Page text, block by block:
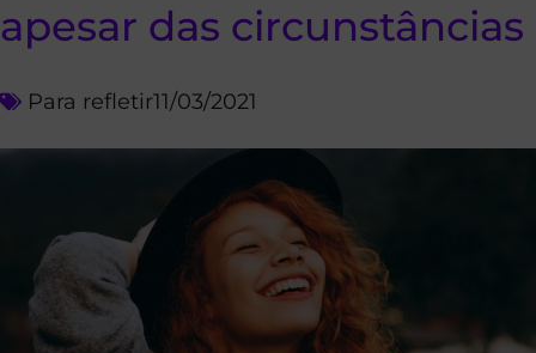
apesar das circunstâncias
Para refletir11/03/2021